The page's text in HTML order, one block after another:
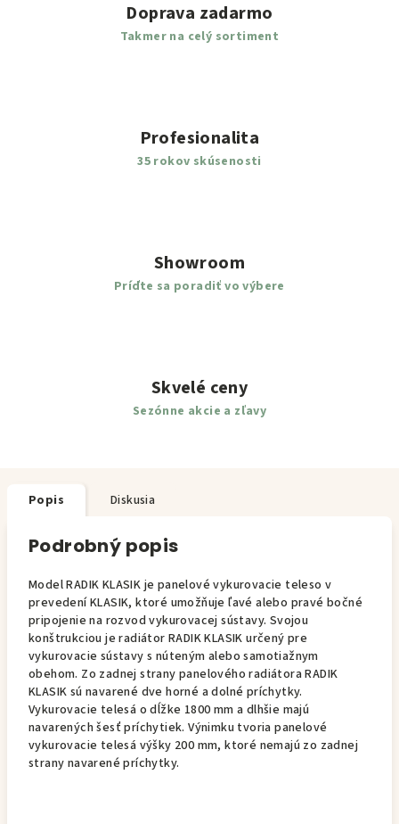
Doprava zadarmo
Takmer na celý sortiment
Profesionalita
35 rokov skúsenosti
Showroom
Príďte sa poradiť vo výbere
Skvelé ceny
Sezónne akcie a zľavy
Popis Diskusia
Podrobný popis
Model RADIK KLASIK je panelové vykurovacie teleso v
prevedení KLASIK, ktoré umožňuje ľavé alebo pravé bočné
pripojenie na rozvod vykurovacej sústavy. Svojou
konštrukciou je radiátor RADIK KLASIK určený pre
vykurovacie sústavy s núteným alebo samotiažnym
obehom. Zo zadnej strany panelového radiátora RADIK
KLASIK sú navarené dve horné a dolné príchytky.
Vykurovacie telesá o dĺžke 1800 mm a dlhšie majú
navarených šesť príchytiek. Výnimku tvoria panelové
vykurovacie telesá výšky 200 mm, ktoré nemajú zo zadnej
strany navarené príchytky.